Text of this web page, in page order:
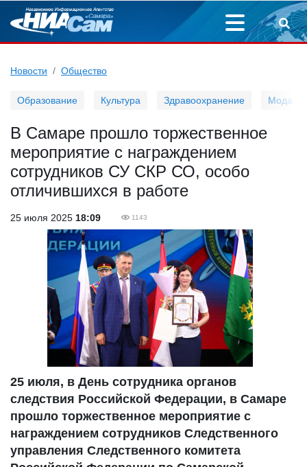
Новости Общество
Образование Культура Здравоохранение Мода
В Самаре прошло торжественное
мероприятие с награждением
сотрудников СУ СКР СО, особо
отличившихся в работе
25 июля 2025 18:09 1143
25 июля, в День сотрудника органов
следствия Российской Федерации, в Самаре
прошло торжественное мероприятие с
награждением сотрудников Следственного
управления Следственного комитета